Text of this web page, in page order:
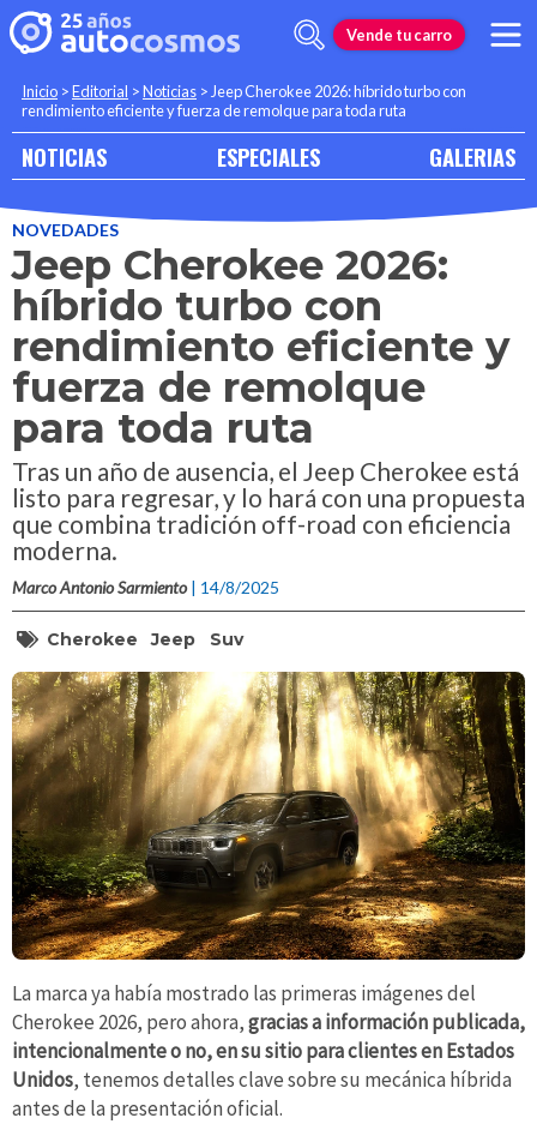
Vende tu carro
Inicio >Editorial >Noticias >Jeep Cherokee 2026: híbrido turbo con
rendimiento eficiente y fuerza de remolque para toda ruta
NOTICIAS ESPECIALES GALERIAS
NOVEDADES
Jeep Cherokee 2026:
híbrido turbo con
rendimiento eficiente y
fuerza de remolque
para toda ruta
Tras un año de ausencia, el Jeep Cherokee está
listo para regresar, y lo hará con una propuesta
que combina tradición off-road con eficiencia
moderna.
Marco Antonio Sarmiento | 14/8/2025
Cherokee Jeep Suv
La marca ya había mostrado las primeras imágenes del
Cherokee 2026, pero ahora,gracias a información publicada,
intencionalmente o no, en su sitio para clientes en Estados
Unidos, tenemos detalles clave sobre su mecánica híbrida
antes de la presentación oficial.